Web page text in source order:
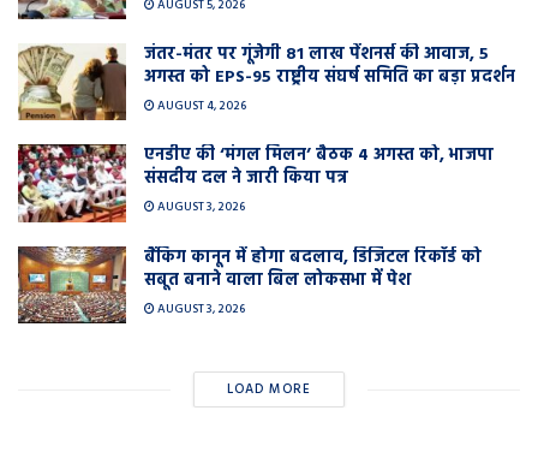
AUGUST 5, 2026
जंतर-मंतर पर गूंजेगी 81 लाख पेंशनर्स की आवाज, 5
अगस्त को EPS-95 राष्ट्रीय संघर्ष समिति का बड़ा प्रदर्शन
AUGUST 4, 2026
एनडीए की ‘मंगल मिलन’ बैठक 4 अगस्त को, भाजपा
संसदीय दल ने जारी किया पत्र
AUGUST 3, 2026
बैंकिंग कानून में होगा बदलाव, डिजिटल रिकॉर्ड को
सबूत बनाने वाला बिल लोकसभा में पेश
AUGUST 3, 2026
LOAD MORE